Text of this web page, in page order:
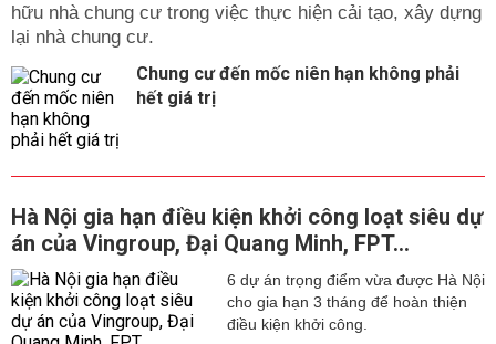
hữu nhà chung cư trong việc thực hiện cải tạo, xây dựng
lại nhà chung cư.
Chung cư đến mốc niên hạn không phải
hết giá trị
Hà Nội gia hạn điều kiện khởi công loạt siêu dự
án của Vingroup, Đại Quang Minh, FPT...
6 dự án trọng điểm vừa được Hà Nội
cho gia hạn 3 tháng để hoàn thiện
điều kiện khởi công.